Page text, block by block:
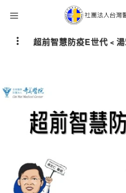
課程
折
超前智慧防疫E世代﹤